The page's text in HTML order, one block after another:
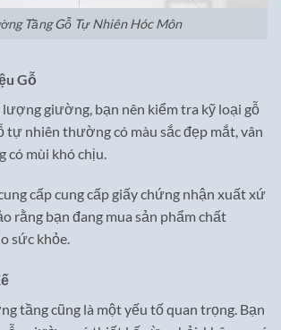
Tầng Gỗ Tự Nhiên Hóc Môn
Gỗ
giường, bạn nên kiểm tra kỹ loại gỗ
tự nhiên thường có màu sắc đẹp mắt, vân
có mùi khó chịu.
cấp cung cấp giấy chứng nhận xuất xứ
rằng bạn đang mua sản phẩm chất
sức khỏe.
tầng cũng là một yếu tố quan trọng. Bạn